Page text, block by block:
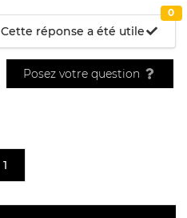
Cette réponse a été utile
0
Posez votre question
1